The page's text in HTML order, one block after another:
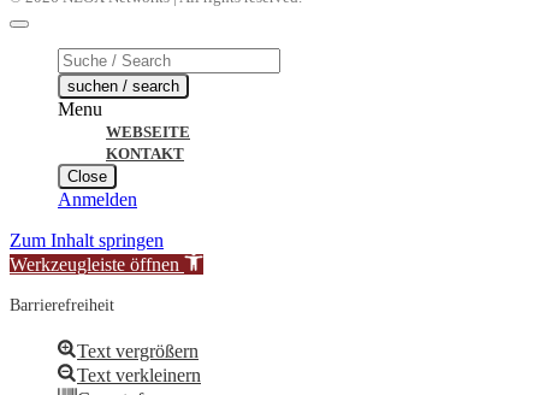
Products
search
suchen / search
Menu
WEBSEITE
KONTAKT
Close
Anmelden
Zum Inhalt springen
Werkzeugleiste öffnen
Barrierefreiheit
Text vergrößern
Text verkleinern